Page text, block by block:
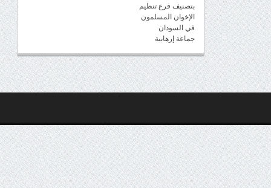
بتصنيف فرع تنظيم
الإخوان المسلمون
في السودان
جماعة إرهابية